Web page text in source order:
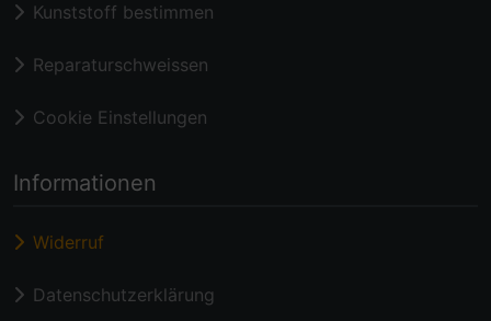
Kunststoff bestimmen
Reparaturschweissen
Cookie Einstellungen
Informationen
Widerruf
Datenschutzerklärung